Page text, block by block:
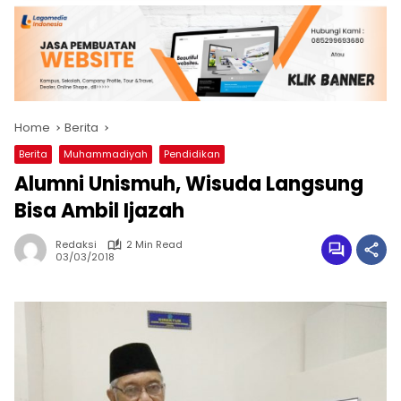
Home Berita
Berita Muhammadiyah Pendidikan
Alumni Unismuh, Wisuda Langsung
Bisa Ambil Ijazah
Redaksi
2 Min Read
03/03/2018